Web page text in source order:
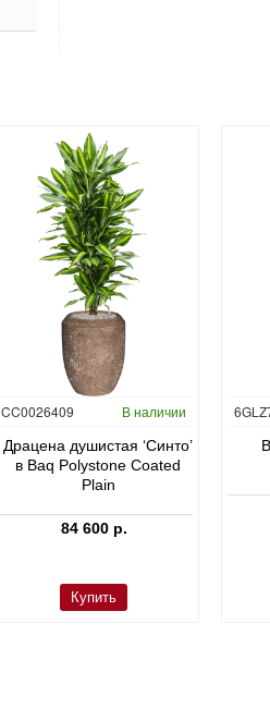
CC0026409 В наличии
Драцена душистая ‘Синто’
в Baq Polystone Coated
Plain
84 600 р.
Купить